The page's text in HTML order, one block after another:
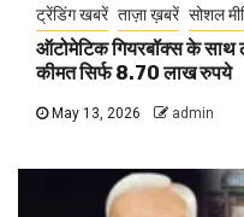
ट्रेंडिंग खबरें ताज़ा ख़बरें सोशल
ऑटोमेटिक गियरबॉक्स के
कीमत सिर्फ 8.70 लाख रुपये
May 13, 2026 admin